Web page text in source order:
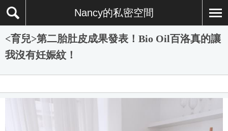
Nancy的私密空間
<育兒>第二胎肚皮成果發表！Bio Oil百洛真的讓
我沒有妊娠紋！